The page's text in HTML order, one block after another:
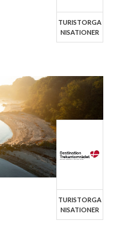
TURISTORGA
NISATIONER
TURISTORGA
NISATIONER